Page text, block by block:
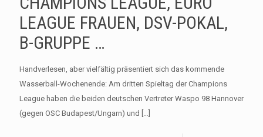
LEAGUE FRAUEN, DSV-POKAL,
B-GRUPPE …
Handverlesen, aber vielfältig präsentiert sich das kommende
Wasserball-Wochenende: Am dritten Spieltag der Champions
League haben die beiden deutschen Vertreter Waspo 98 Hannover
(gegen OSC Budapest/Ungarn) und […]